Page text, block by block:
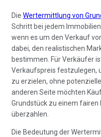
Die Wertermittlung von
Schritt bei jedem
wenn es um den Verkauf
dabei, den realistischen
bestimmen. Für Verkäufer
Verkaufspreis festzulegen,
zu erzielen, ohne
anderen Seite möchten
Grundstück zu einem
überzahlen.
Die Bedeutung der